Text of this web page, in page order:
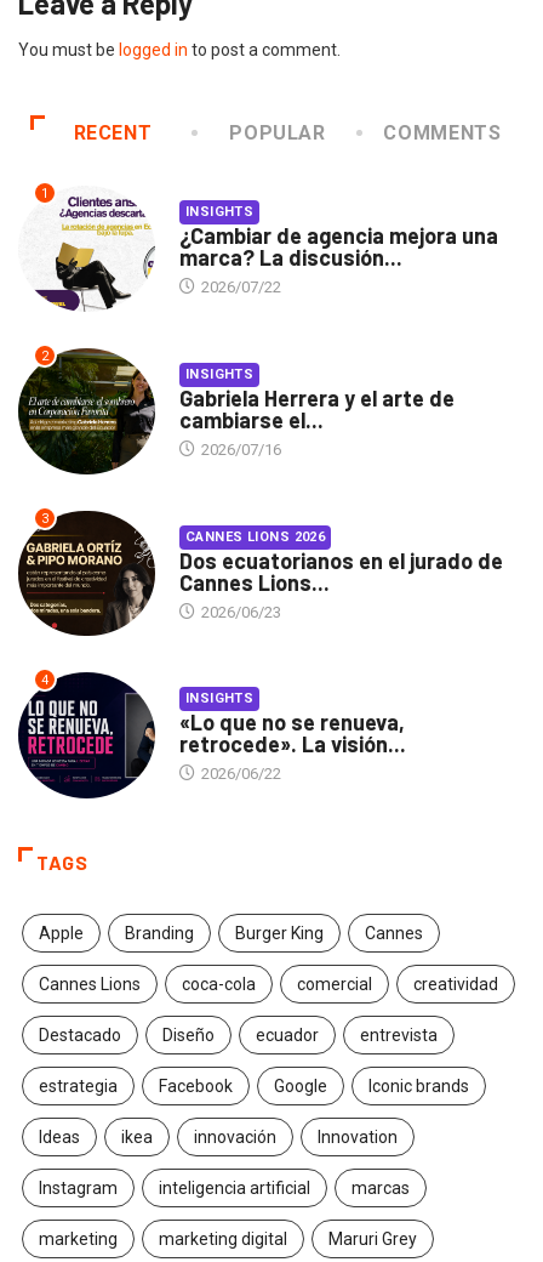
You must be logged in to post a comment.
RECENT POPULAR COMMENTS
1
INSIGHTS
¿Cambiar de agencia mejora una
marca? La discusión...
2026/07/22
2
INSIGHTS
Gabriela Herrera y el arte de
cambiarse el...
2026/07/16
3
CANNES LIONS 2026
Dos ecuatorianos en el jurado de
Cannes Lions...
2026/06/23
4
INSIGHTS
«Lo que no se renueva,
retrocede». La visión...
2026/06/22
TAGS
Apple Branding Burger King Cannes
Cannes Lions coca-cola comercial creatividad
Destacado Diseño ecuador entrevista
estrategia Facebook Google Iconic brands
Ideas ikea innovación Innovation
Instagram inteligencia artificial marcas
marketing marketing digital Maruri Grey